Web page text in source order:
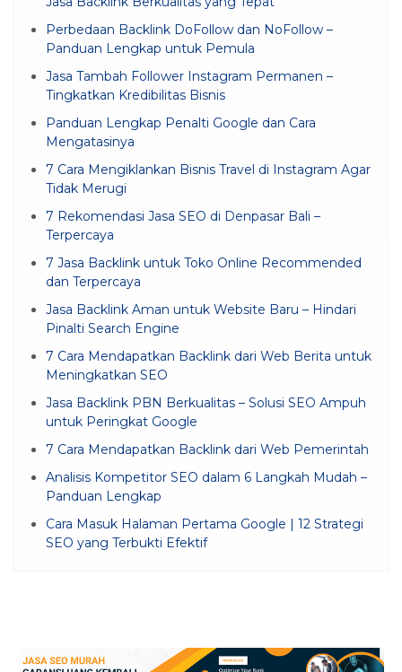
Perbedaan Backlink DoFollow dan NoFollow –
Panduan Lengkap untuk Pemula
Jasa Tambah Follower Instagram Permanen –
Tingkatkan Kredibilitas Bisnis
Panduan Lengkap Penalti Google dan Cara
Mengatasinya
7 Cara Mengiklankan Bisnis Travel di Instagram Agar
Tidak Merugi
7 Rekomendasi Jasa SEO di Denpasar Bali –
Terpercaya
7 Jasa Backlink untuk Toko Online Recommended
dan Terpercaya
Jasa Backlink Aman untuk Website Baru – Hindari
Pinalti Search Engine
7 Cara Mendapatkan Backlink dari Web Berita untuk
Meningkatkan SEO
Jasa Backlink PBN Berkualitas – Solusi SEO Ampuh
untuk Peringkat Google
7 Cara Mendapatkan Backlink dari Web Pemerintah
Analisis Kompetitor SEO dalam 6 Langkah Mudah –
Panduan Lengkap
Cara Masuk Halaman Pertama Google | 12 Strategi
SEO yang Terbukti Efektif